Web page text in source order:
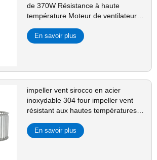
de 370W Résistance à haute
température Moteur de ventilateur
four, soudage par reflux, chaudière,
En savoir plus
impeller vent sirocco en acier
inoxydable 304 four impeller vent
résistant aux hautes températures
branchement
En savoir plus